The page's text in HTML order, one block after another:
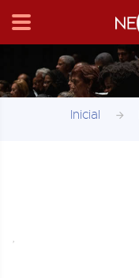
Inicial
,